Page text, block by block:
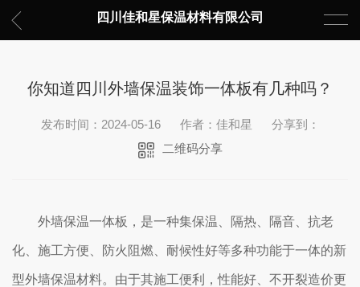
四川佳和星保温材料有限公司
你知道四川外墙保温装饰一体板有几种吗？
发布时间：2024-05-16 作者：佳和星
分享到：
二维码分享
外墙保温一体板，是一种集保温、隔热、隔音、抗老
化、施工方便、防火阻燃、耐候性好等多种功能于一体的新
型外墙保温材料。由于其施工便利，性能好、不开裂造价更